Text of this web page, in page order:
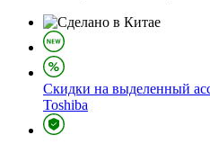
Скидки на выделенный
Toshiba